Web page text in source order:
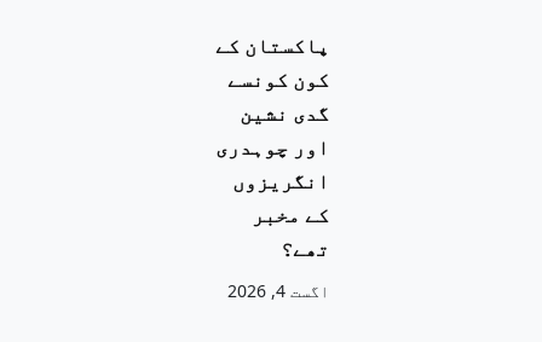
پاکستان کے
کون کونسے
گدی نشین
اور چوہدری
انگریزوں
کے مخبر
تھے؟
اگست 4, 2026